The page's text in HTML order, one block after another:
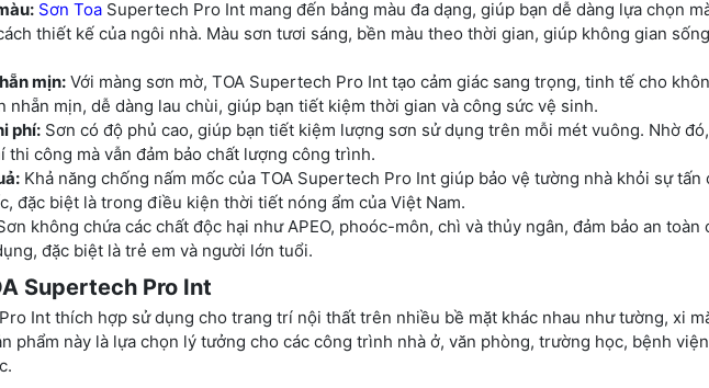
Sơn Toa Supertech Pro Int mang đến bảng màu đa dạng, giúp bạn dễ dàng lựa chọn
thiết kế của ngôi nhà. Màu sơn tươi sáng, bền màu theo thời gian, giúp không gian
mịn: Với màng sơn mờ, TOA Supertech Pro Int tạo cảm giác sang trọng, tinh tế cho
nhẵn mịn, dễ dàng lau chùi, giúp bạn tiết kiệm thời gian và công sức vệ sinh.
phí: Sơn có độ phủ cao, giúp bạn tiết kiệm lượng sơn sử dụng trên mỗi mét vuông. Nhờ
thi công mà vẫn đảm bảo chất lượng công trình.
Khả năng chống nấm mốc của TOA Supertech Pro Int giúp bảo vệ tường nhà khỏi sự tấn
đặc biệt là trong điều kiện thời tiết nóng ẩm của Việt Nam.
không chứa các chất độc hại như APEO, phoóc-môn, chì và thủy ngân, đảm bảo an toàn
đặc biệt là trẻ em và người lớn tuổi.
Supertech Pro Int
Int thích hợp sử dụng cho trang trí nội thất trên nhiều bề mặt khác nhau như tường, xi
phẩm này là lựa chọn lý tưởng cho các công trình nhà ở, văn phòng, trường học, bệnh